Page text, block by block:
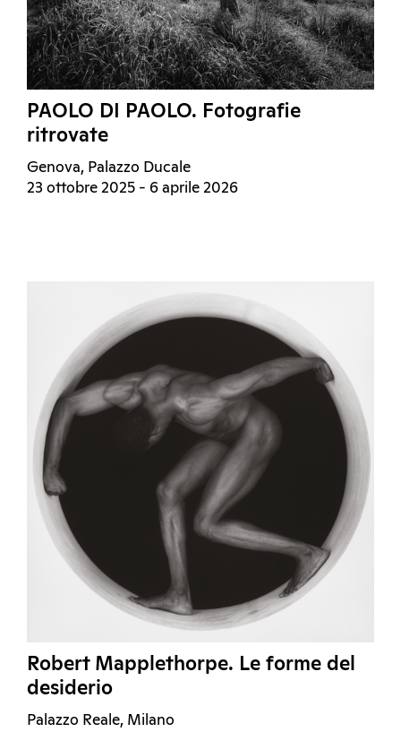
PAOLO DI PAOLO. Fotografie
ritrovate
Genova, Palazzo Ducale
23 ottobre 2025 - 6 aprile 2026
Robert Mapplethorpe. Le forme del
desiderio
Palazzo Reale, Milano